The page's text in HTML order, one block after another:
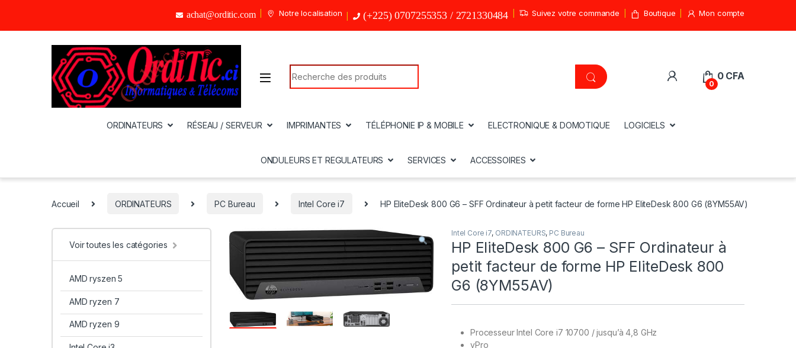
achat@orditic.com Notre localisation (+225) 0707255353 / 2721330484 Suivez votre commande Boutique Mon compte
Search for:
0
0 CFA
ORDINATEURS RÉSEAU / SERVEUR IMPRIMANTES TÉLÉPHONIE IP & MOBILE ELECTRONIQUE & DOMOTIQUE LOGICIELS
ONDULEURS ET REGULATEURS SERVICES ACCESSOIRES
Accueil ORDINATEURS PC Bureau Intel Core i7 HP EliteDesk 800 G6 – SFF Ordinateur à petit facteur de forme HP EliteDesk 800 G6 (8YM55AV)
Intel Core i7, ORDINATEURS, PC Bureau
HP EliteDesk 800 G6 – SFF Ordinateur à
petit facteur de forme HP EliteDesk 800
G6 (8YM55AV)
Processeur Intel Core i7 10700 / jusqu’à 4,8 GHz
vPro
Voir toutes les catégories
AMD ryszen 5
AMD ryzen 7
AMD ryzen 9